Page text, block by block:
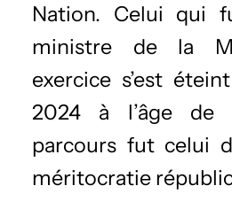
Nation. Celui qui
ministre de la
exercice s’est
2024 à l’âge de
parcours fut celui
méritocratie